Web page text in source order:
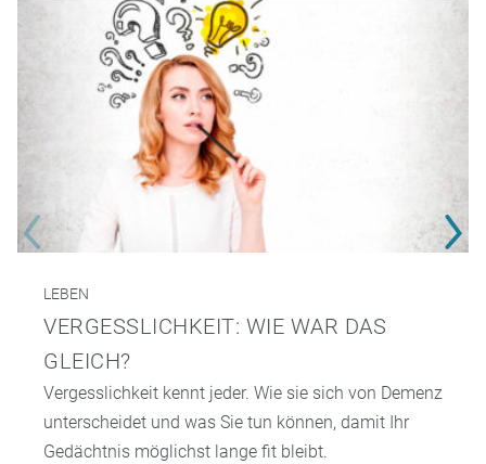
LEBEN
VERGESSLICHKEIT: WIE WAR DAS
GLEICH?
Vergesslichkeit kennt jeder. Wie sie sich von Demenz
unterscheidet und was Sie tun können, damit Ihr
Gedächtnis möglichst lange fit bleibt.